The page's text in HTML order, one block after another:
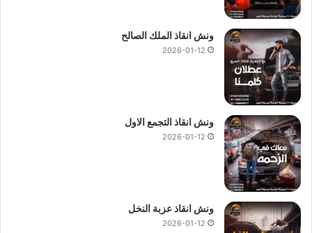
ونش انقاذ الملك الصالح
2026-01-12
ونش انقاذ التجمع الاول
2026-01-12
ونش انقاذ عزبة النخل
2026-01-12